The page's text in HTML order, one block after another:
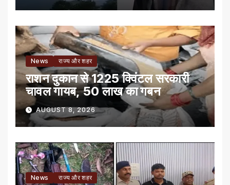
News राज्य और शहर
राशन दुकान से 1225 क्विंटल सरकारी
चावल गायब, 50 लाख का गबन
AUGUST 8, 2026
News राज्य और शहर